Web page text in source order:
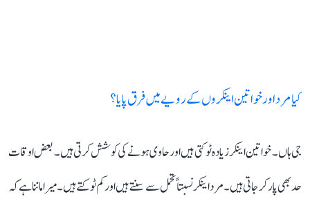
کیا مرد اور خواتین اینکروں کے رویے میں فرق پایا؟
جی ہاں۔ خواتین اینکر زیادہ ٹوکتی ہیں اور حاوی ہونے کی کوشش کرتی ہیں۔ بعض اوقات
حد بھی پار کر جاتی ہیں۔ مرد اینکر نسبتاً تحمل سے سنتے ہیں اور کم ٹوکتے ہیں۔ میرا ماننا ہے کہ